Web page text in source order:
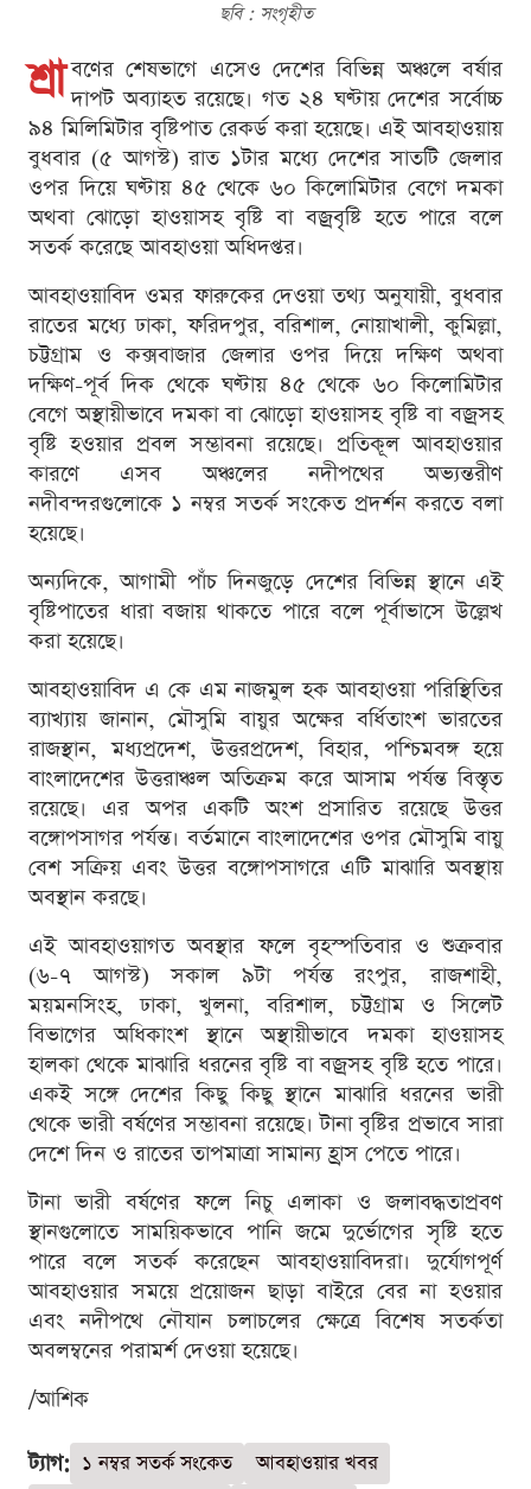
ছবি : সংগৃহীত
শ্রা বণের শেষভাগে এসেও দেশের বিভিন্ন অঞ্চলে বর্ষার
দাপট অব্যাহত রয়েছে। গত ২৪ ঘণ্টায় দেশের সর্বোচ্চ
৯৪ মিলিমিটার বৃষ্টিপাত রেকর্ড করা হয়েছে। এই আবহাওয়ায়
বুধবার (৫ আগস্ট) রাত ১টার মধ্যে দেশের সাতটি জেলার
ওপর দিয়ে ঘণ্টায় ৪৫ থেকে ৬০ কিলোমিটার বেগে দমকা
অথবা ঝোড়ো হাওয়াসহ বৃষ্টি বা বজ্রবৃষ্টি হতে পারে বলে
সতর্ক করেছে আবহাওয়া অধিদপ্তর।
আবহাওয়াবিদ ওমর ফারুকের দেওয়া তথ্য অনুযায়ী, বুধবার
রাতের মধ্যে ঢাকা, ফরিদপুর, বরিশাল, নোয়াখালী, কুমিল্লা,
চট্টগ্রাম ও কক্সবাজার জেলার ওপর দিয়ে দক্ষিণ অথবা
দক্ষিণ-পূর্ব দিক থেকে ঘণ্টায় ৪৫ থেকে ৬০ কিলোমিটার
বেগে অস্থায়ীভাবে দমকা বা ঝোড়ো হাওয়াসহ বৃষ্টি বা বজ্রসহ
বৃষ্টি হওয়ার প্রবল সম্ভাবনা রয়েছে। প্রতিকূল আবহাওয়ার
কারণে এসব অঞ্চলের নদীপথের অভ্যন্তরীণ
নদীবন্দরগুলোকে ১ নম্বর সতর্ক সংকেত প্রদর্শন করতে বলা
হয়েছে।
অন্যদিকে, আগামী পাঁচ দিনজুড়ে দেশের বিভিন্ন স্থানে এই
বৃষ্টিপাতের ধারা বজায় থাকতে পারে বলে পূর্বাভাসে উল্লেখ
করা হয়েছে।
আবহাওয়াবিদ এ কে এম নাজমুল হক আবহাওয়া পরিস্থিতির
ব্যাখ্যায় জানান, মৌসুমি বায়ুর অক্ষের বর্ধিতাংশ ভারতের
রাজস্থান, মধ্যপ্রদেশ, উত্তরপ্রদেশ, বিহার, পশ্চিমবঙ্গ হয়ে
বাংলাদেশের উত্তরাঞ্চল অতিক্রম করে আসাম পর্যন্ত বিস্তৃত
রয়েছে। এর অপর একটি অংশ প্রসারিত রয়েছে উত্তর
বঙ্গোপসাগর পর্যন্ত। বর্তমানে বাংলাদেশের ওপর মৌসুমি বায়ু
বেশ সক্রিয় এবং উত্তর বঙ্গোপসাগরে এটি মাঝারি অবস্থায়
অবস্থান করছে।
এই আবহাওয়াগত অবস্থার ফলে বৃহস্পতিবার ও শুক্রবার
(৬-৭ আগস্ট) সকাল ৯টা পর্যন্ত রংপুর, রাজশাহী,
ময়মনসিংহ, ঢাকা, খুলনা, বরিশাল, চট্টগ্রাম ও সিলেট
বিভাগের অধিকাংশ স্থানে অস্থায়ীভাবে দমকা হাওয়াসহ
হালকা থেকে মাঝারি ধরনের বৃষ্টি বা বজ্রসহ বৃষ্টি হতে পারে।
একই সঙ্গে দেশের কিছু কিছু স্থানে মাঝারি ধরনের ভারী
থেকে ভারী বর্ষণের সম্ভাবনা রয়েছে। টানা বৃষ্টির প্রভাবে সারা
দেশে দিন ও রাতের তাপমাত্রা সামান্য হ্রাস পেতে পারে।
টানা ভারী বর্ষণের ফলে নিচু এলাকা ও জলাবদ্ধতাপ্রবণ
স্থানগুলোতে সাময়িকভাবে পানি জমে দুর্ভোগের সৃষ্টি হতে
পারে বলে সতর্ক করেছেন আবহাওয়াবিদরা। দুর্যোগপূর্ণ
আবহাওয়ার সময়ে প্রয়োজন ছাড়া বাইরে বের না হওয়ার
এবং নদীপথে নৌযান চলাচলের ক্ষেত্রে বিশেষ সতর্কতা
অবলম্বনের পরামর্শ দেওয়া হয়েছে।
/আশিক
ট্যাগ: ১ নম্বর সতর্ক সংকেত
আবহাওয়ার খবর